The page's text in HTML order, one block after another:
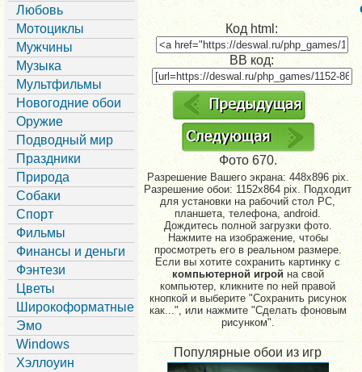
Любовь
Мотоциклы
Мужчины
Музыка
Мультфильмы
Новогодние обои
Оружие
Подводный мир
Праздники
Природа
Собаки
Спорт
Фильмы
Финансы и деньги
Фэнтези
Цветы
Широкоформатные
Эмо
Windows
Хэллоуин
Код html:
BB код:
Фото 670.
Разрешение Вашего экрана: 448x896 pix.
Разрешение обои: 1152x864 pix. Подходит
для установки на рабочий стол PC,
планшета, телефона, android.
Дождитесь полной загрузки фото.
Нажмите на изображение, чтобы
просмотреть его в реальном размере.
Если вы хотите сохранить картинку с
компьютерной игрой на свой
компьютер, кликните по ней правой
кнопкой и выберите "Сохранить рисунок
как...", или нажмите "Сделать фоновым
рисунком".
Популярные обои из игр